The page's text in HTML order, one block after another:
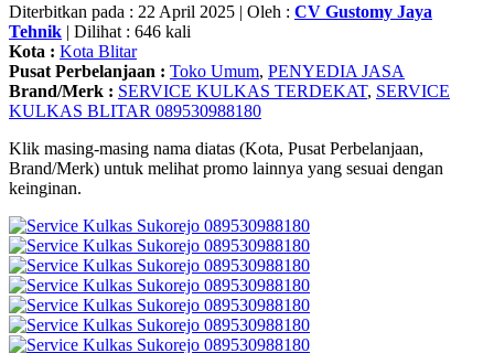
Diterbitkan pada : 22 April 2025 | Oleh : CV Gustomy Jaya
Tehnik | Dilihat : 646 kali
Kota : Kota Blitar
Pusat Perbelanjaan : Toko Umum, PENYEDIA JASA
Brand/Merk : SERVICE KULKAS TERDEKAT, SERVICE
KULKAS BLITAR 089530988180
Klik masing-masing nama diatas (Kota, Pusat Perbelanjaan,
Brand/Merk) untuk melihat promo lainnya yang sesuai dengan
keinginan.